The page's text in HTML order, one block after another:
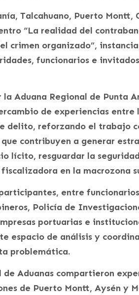
Talcahuano, Puerto Montt,
“La realidad del
crimen organizado”,
funcionarios e
Aduana Regional de Punta
de experiencias entre
delito, reforzando el trabajo
contribuyen a generar
lícito, resguardar la
en la macrozona
entre
Policía de
portuarias e
espacio de análisis y
problemática.
Aduanas compartieron
de Puerto Montt, Aysén y